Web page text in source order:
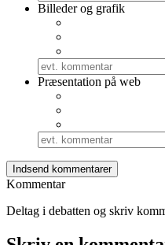
Billeder og grafik
Præsentation på web
Kommentar
Deltag i debatten og skriv